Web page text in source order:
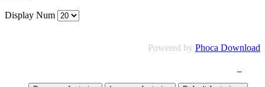
Display Num
Powered by Phoca Download